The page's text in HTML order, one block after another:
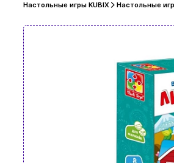
Настольные игры KUBIX Настольные